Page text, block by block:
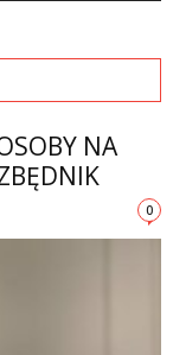
NA
0